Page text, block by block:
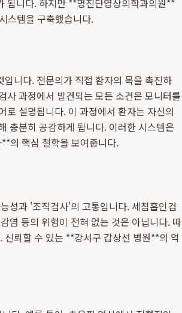
됩니다. 하지만 **명진단영상의학과의원**
스템을 구축했습니다.
니다. 전문의가 직접 환자의 목을 촉진하
사 과정에서 발견되는 모든 소견은 모니터를
로 설명됩니다. 이 과정에서 환자는 자신의
충분히 공감하게 됩니다. 이러한 시스템은
의 핵심 철학을 보여줍니다.
성과 '조직검사'의 고통입니다. 세침흡인검
염 등의 위험이 전혀 없는 것은 아닙니다. 따
뢰할 수 있는 **강서구 갑상선 병원**의 역